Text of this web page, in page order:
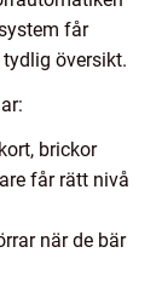
får
översikt.
brickor
får rätt nivå
när de bär